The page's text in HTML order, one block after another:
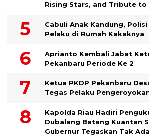
Rising Stars, and Tribute to
Cabuli Anak Kandung,
Pelaku di Rumah Kakaknya
Aprianto Kembali Jabat
Pekanbaru Periode Ke 2
Ketua PKDP Pekanbaru
Tegas Pelaku
Kapolda Riau Hadiri
Dubalang Batang Kuantan
Gubernur Tegaskan Tak